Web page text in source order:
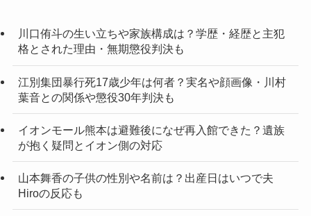
川口侑斗の生い立ちや家族構成は？学歴・経歴と主犯
格とされた理由・無期懲役判決も
江別集団暴行死17歳少年は何者？実名や顔画像・川村
葉音との関係や懲役30年判決も
イオンモール熊本は避難後になぜ再入館できた？遺族
が抱く疑問とイオン側の対応
山本舞香の子供の性別や名前は？出産日はいつで夫
Hiroの反応も